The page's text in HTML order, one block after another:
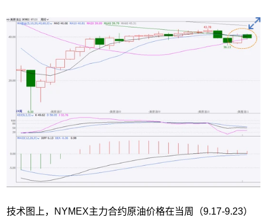
技术图上，NYMEX主力合约原油价格在当周（9.17-9.23）